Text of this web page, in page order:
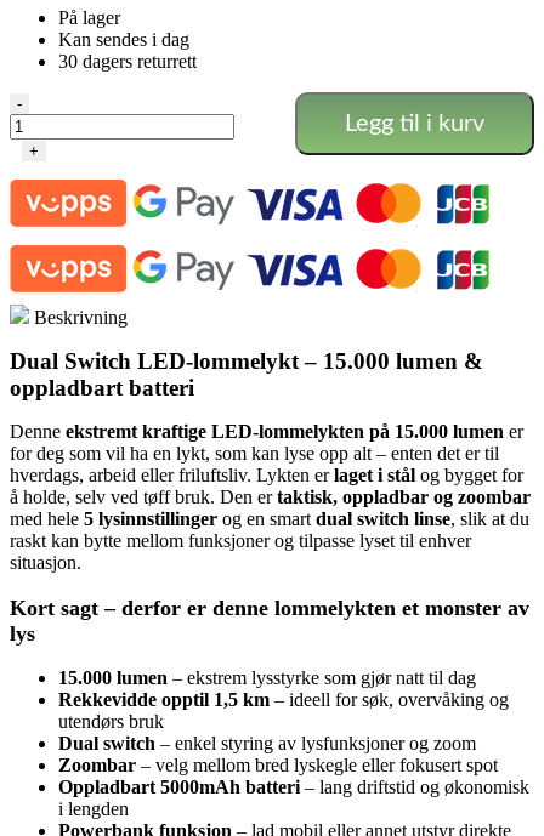
På lager
Kan sendes i dag
30 dagers returrett
Dual
Switch
lommelykt
Lumen
oppladbart
batteri
antall
-
+
Legg til i kurv
Beskrivning
Dual Switch LED-lommelykt – 15.000 lumen &
oppladbart batteri
Denne ekstremt kraftige LED-lommelykten på 15.000 lumen er
for deg som vil ha en lykt, som kan lyse opp alt – enten det er til
hverdags, arbeid eller friluftsliv. Lykten erlaget i stål og bygget for
å holde, selv ved tøff bruk. Den ertaktisk, oppladbar og zoombar
med hele 5 lysinnstillinger og en smart dual switch linse, slik at du
raskt kan bytte mellom funksjoner og tilpasse lyset til enhver
situasjon.
Kort sagt – derfor er denne lommelykten et monster av
lys
15.000 lumen – ekstrem lysstyrke som gjør natt til dag
Rekkevidde opptil 1,5 km – ideell for søk, overvåking og
utendørs bruk
Dual switch – enkel styring av lysfunksjoner og zoom
Zoombar – velg mellom bred lyskegle eller fokusert spot
Oppladbart 5000mAh batteri – lang driftstid og økonomisk
i lengden
Powerbank funksjon – lad mobil eller annet utstyr direkte